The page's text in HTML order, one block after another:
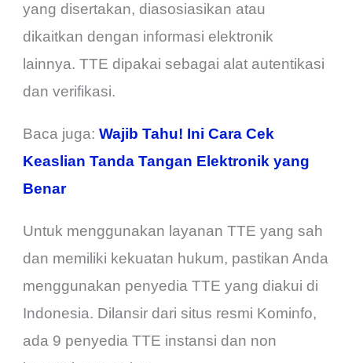
yang disertakan, diasosiasikan atau
dikaitkan dengan informasi elektronik
lainnya. TTE dipakai sebagai alat autentikasi
dan verifikasi.
Baca juga:Wajib Tahu! Ini Cara Cek
Keaslian Tanda Tangan Elektronik yang
Benar
Untuk menggunakan layanan TTE yang sah
dan memiliki kekuatan hukum, pastikan Anda
menggunakan penyedia TTE yang diakui di
Indonesia. Dilansir dari situs resmi Kominfo,
ada 9 penyedia TTE instansi dan non